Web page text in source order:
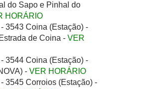
do Sapo e Pinhal do
HORÁRIO
3543 Coina (Estação) -
de Coina - VER
3544 Coina (Estação) -
- VER HORÁRIO
3545 Corroios (Estação) -